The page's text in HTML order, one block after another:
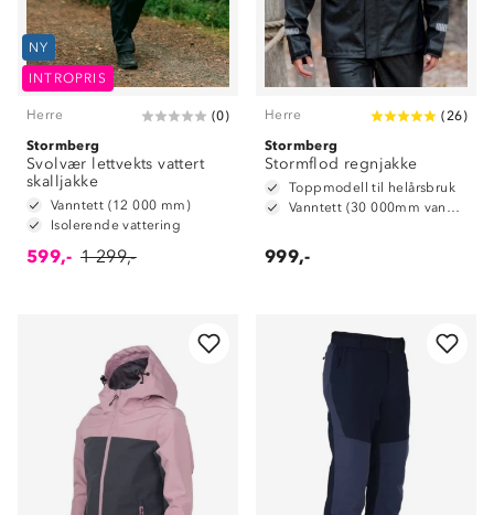
NY
INTROPRIS
Herre (0)
Stormberg
Svolvær lettvekts vattert
skalljakke
Vanntett (12 000 mm)
Isolerende vattering
599,- 1 299,-
Herre (26)
Stormberg
Stormflod regnjakke
Toppmodell til helårsbruk
Vanntett (30 000mm vannsøyle)
999,-